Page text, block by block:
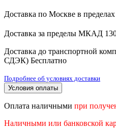
Доставка по Москве в
Доставка за пределы МКАД
Доставка до транспортной
СДЭК) Бесплатно
Подробнее об условиях доставки
Условия оплаты
Оплата наличными при
Наличными или банковской